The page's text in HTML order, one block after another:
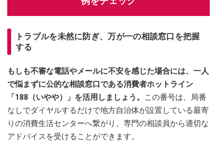
トラブルを未然に防ぎ、万が一の相談窓口を把握
する
もしも不審な電話やメールに不安を感じた場合には、一人
で悩まずに公的な相談窓口である消費者ホットライン
「188（いやや）」を活用しましょう。
この番号は、局番
なしでダイヤルするだけで地方自治体が設置している最寄
りの消費生活センターへ繋がり、専門の相談員から適切な
アドバイスを受けることができます。